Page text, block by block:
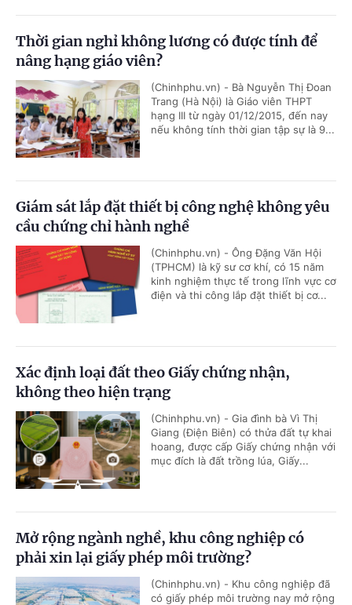
Thời gian nghỉ không lương có được tính để
nâng hạng giáo viên?
(Chinhphu.vn) - Bà Nguyễn Thị Đoan
Trang (Hà Nội) là Giáo viên THPT
hạng III từ ngày 01/12/2015, đến nay
nếu không tính thời gian tập sự là 9...
Giám sát lắp đặt thiết bị công nghệ không yêu
cầu chứng chỉ hành nghề
(Chinhphu.vn) - Ông Đặng Văn Hội
(TPHCM) là kỹ sư cơ khí, có 15 năm
kinh nghiệm thực tế trong lĩnh vực cơ
điện và thi công lắp đặt thiết bị cơ...
Xác định loại đất theo Giấy chứng nhận,
không theo hiện trạng
(Chinhphu.vn) - Gia đình bà Vì Thị
Giang (Điện Biên) có thửa đất tự khai
hoang, được cấp Giấy chứng nhận với
mục đích là đất trồng lúa, Giấy...
Mở rộng ngành nghề, khu công nghiệp có
phải xin lại giấy phép môi trường?
(Chinhphu.vn) - Khu công nghiệp đã
có giấy phép môi trường nay mở rộng